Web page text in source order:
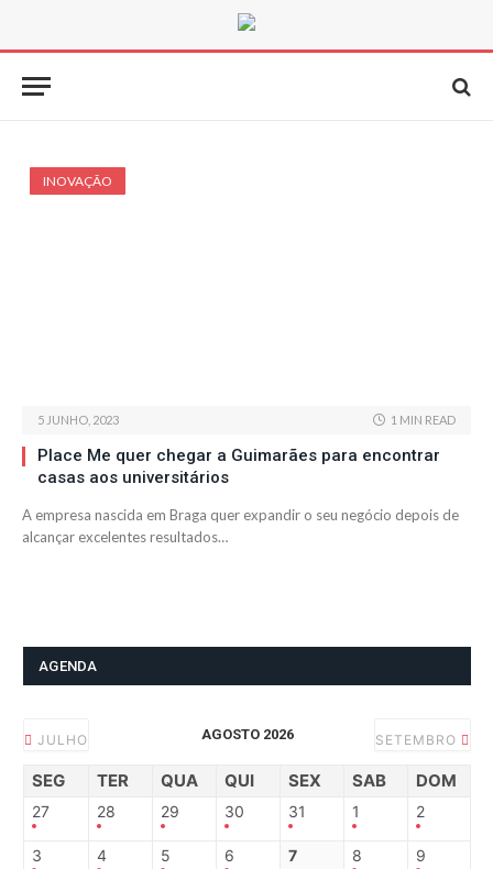
INOVAÇÃO
5 JUNHO, 2023 1 MIN READ
Place Me quer chegar a Guimarães para encontrar
casas aos universitários
A empresa nascida em Braga quer expandir o seu negócio depois de
alcançar excelentes resultados…
AGENDA
JULHO AGOSTO 2026 SETEMBRO
SEG TER QUA QUI SEX SAB DOM
27 28 29 30 31 1 2
3 4 5 6 7 8 9